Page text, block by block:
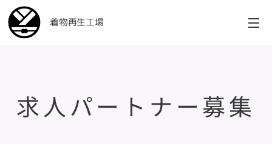
着物再生工場
求人パートナー募集